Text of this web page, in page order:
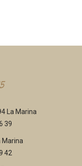
La Marina
39
Marina
42